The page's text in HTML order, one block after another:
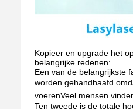
Kopieer en upgrade het
belangrijke redenen:
Een van de belangrijkste
worden
voerenVeel mensen
Ten tweede is de totale